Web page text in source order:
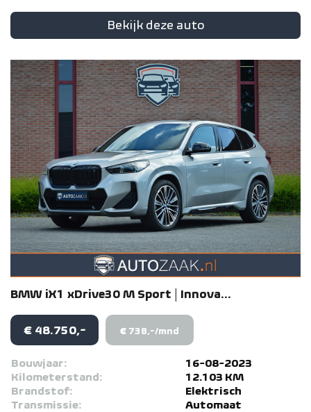
Bekijk deze auto
BMW iX1 xDrive30 M Sport | Innova...
€ 48.750,- € 738,-/mnd
Bouwjaar:
16-08-2023
Kilometerstand:
12.103 KM
Brandstof:
Elektrisch
Transmissie:
Automaat